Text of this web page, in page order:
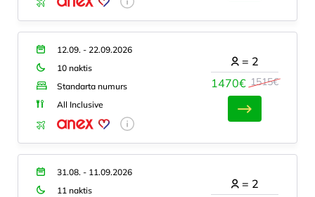
12.09. - 22.09.2026
10 naktis
Standarta numurs
All Inclusive
1470€ 1515€
= 2
31.08. - 11.09.2026
11 naktis
= 2